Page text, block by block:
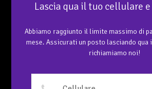
Lascia qua il tuo cellulare
Abbiamo raggiunto il limite massimo di
mese. Assicurati un posto lasciando qua
richiamiamo noi!